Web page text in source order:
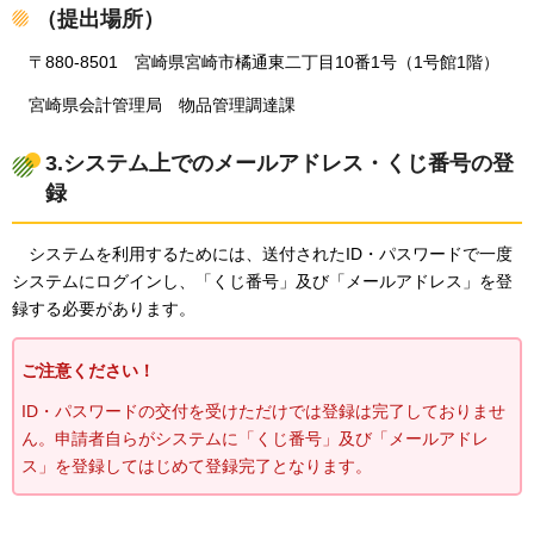
（提出場所）
〒880-8501 宮崎県宮崎市橘通東二丁目10番1号（1号館1階）
宮崎県会計管理局 物品管理調達課
3.システム上でのメールアドレス・くじ番号の登
録
システムを利用するためには、送付されたID・パスワードで一度
システムにログインし、「くじ番号」及び「メールアドレス」を登
録する必要があります。
ご注意ください！
ID・パスワードの交付を受けただけでは登録は完了しておりませ
ん。申請者自らがシステムに「くじ番号」及び「メールアドレ
ス」を登録してはじめて登録完了となります。